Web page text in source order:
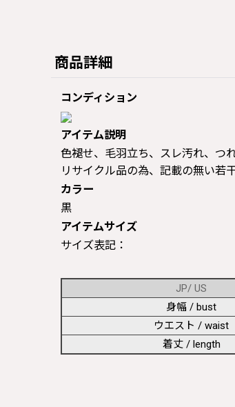
商品詳細
コンディション
アイテム説明
色褪せ、毛羽立ち、スレ汚れ、つ
リサイクル品の為、記載の無い若
カラー
黒
アイテムサイズ
サイズ表記：
JP/ US
身幅 / bust
ウエスト / waist
着丈 / length